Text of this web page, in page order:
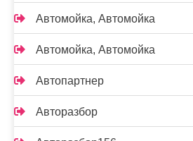
Автомойка, Автомойка
Автомойка, Автомойка
Автопартнер
Авторазбор